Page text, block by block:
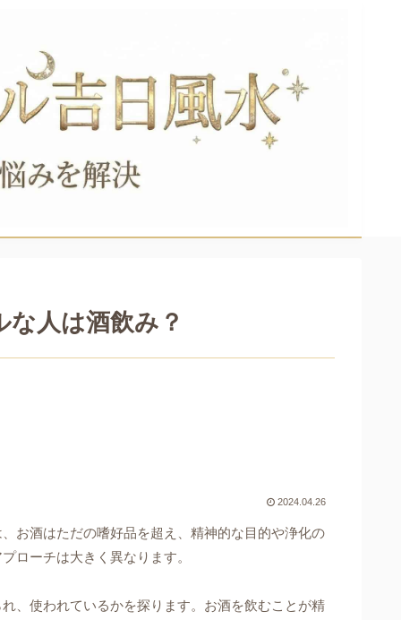
人は酒飲み？
2024.04.26
お酒はただの嗜好品を超え、精神的な目的や浄化の
ローチは大きく異なります。
、使われているかを探ります。お酒を飲むことが精